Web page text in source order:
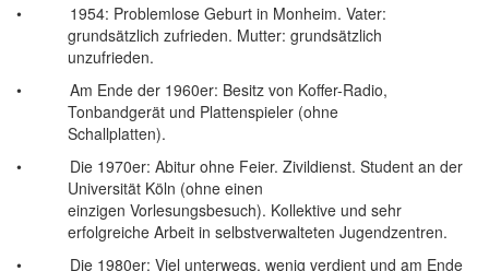
• 1954: Problemlose Geburt in Monheim. Vater:
grundsätzlich zufrieden. Mutter: grundsätzlich
unzufrieden.
• Am Ende der 1960er: Besitz von Koffer-Radio,
Tonbandgerät und Plattenspieler (ohne
Schallplatten).
• Die 1970er: Abitur ohne Feier. Zivildienst. Student an der
Universität Köln (ohne einen
einzigen Vorlesungsbesuch). Kollektive und sehr
erfolgreiche Arbeit in selbstverwalteten Jugendzentren.
• Die 1980er: Viel unterwegs, wenig verdient und am Ende